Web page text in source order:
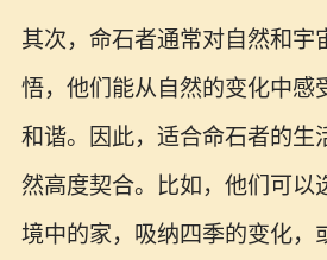
其次，命石者通常对自然和宇
悟，他们能从自然的变化中感
和谐。因此，适合命石者的生
然高度契合。比如，他们可以
境中的家，吸纳四季的变化，